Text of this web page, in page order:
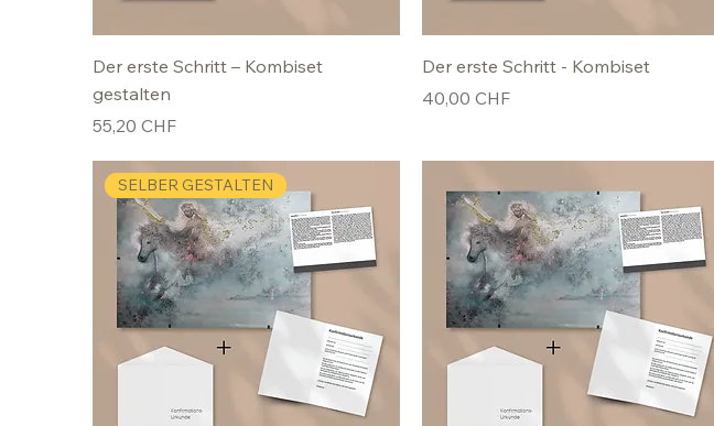
Der erste Schritt – Kombiset
gestalten
Preis
55,20 CHF
Der erste Schritt - Kombiset
Preis
40,00 CHF
SELBER GESTALTEN